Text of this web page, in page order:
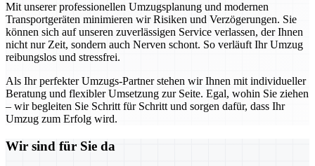
Mit unserer professionellen Umzugsplanung und modernen
Transportgeräten minimieren wir Risiken und Verzögerungen. Sie
können sich auf unseren zuverlässigen Service verlassen, der Ihnen
nicht nur Zeit, sondern auch Nerven schont. So verläuft Ihr Umzug
reibungslos und stressfrei.
Als Ihr perfekter Umzugs-Partner stehen wir Ihnen mit individueller
Beratung und flexibler Umsetzung zur Seite. Egal, wohin Sie ziehen
– wir begleiten Sie Schritt für Schritt und sorgen dafür, dass Ihr
Umzug zum Erfolg wird.
Wir sind für Sie da